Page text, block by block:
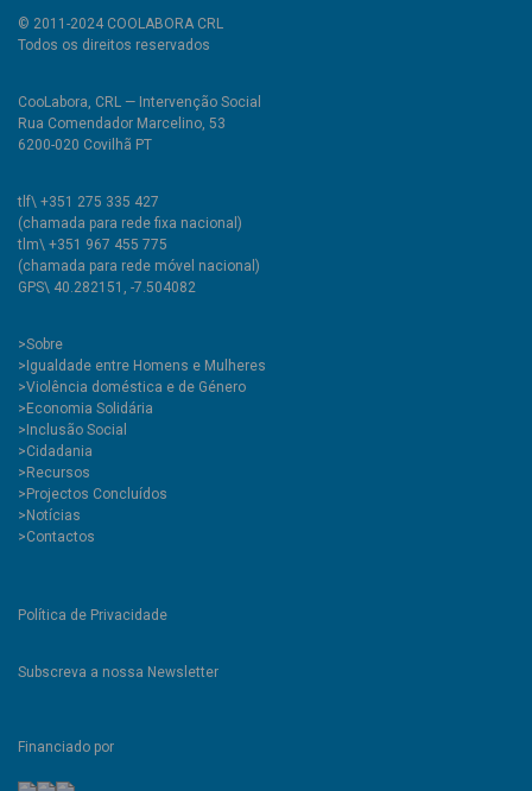
© 2011-2024 COOLABORA CRL
Todos os direitos reservados
CooLabora, CRL — Intervenção Social
Rua Comendador Marcelino, 53
6200-020 Covilhã PT
tlf\ +351 275 335 427
(chamada para rede fixa nacional)
tlm\ +351 967 455 775
(chamada para rede móvel nacional)
GPS\ 40.282151, -7.504082
>Sobre
>Igualdade entre Homens e Mulheres
>Violência doméstica e de Género
>Economia Solidária
>Inclusão Social
>Cidadania
>Recursos
>Projectos Concluídos
>Notícias
>Contactos
Política de Privacidade
Subscreva a nossa Newsletter
Financiado por